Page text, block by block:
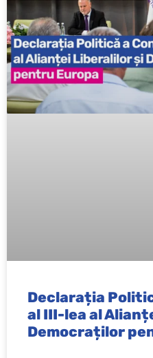
Declarația
al III-lea al
Democraților